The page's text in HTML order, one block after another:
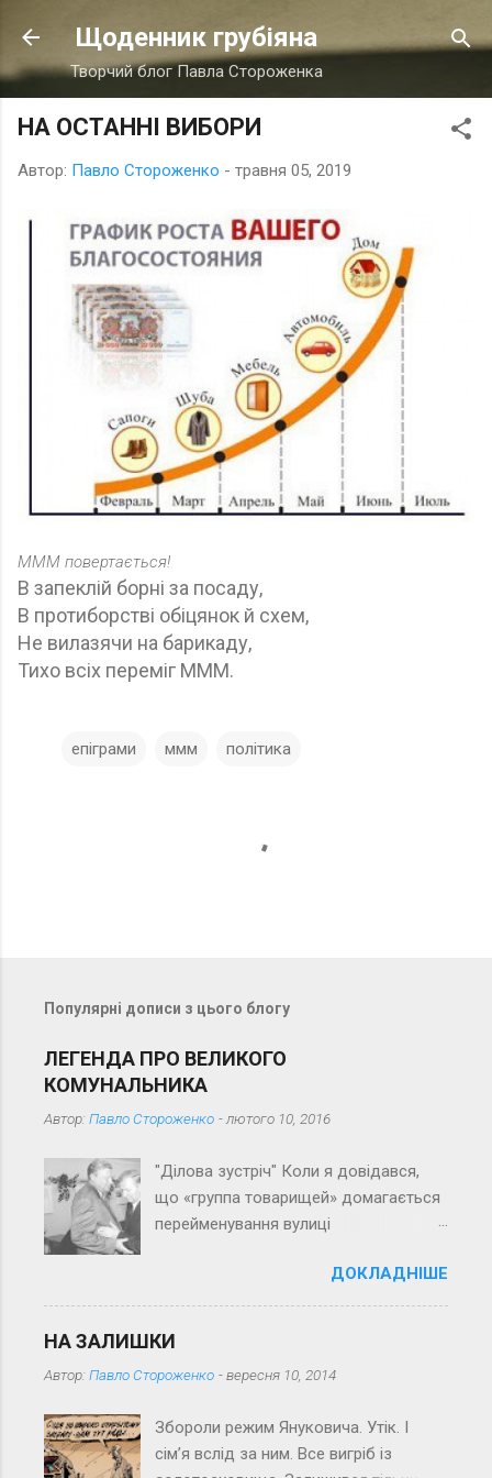
Перейти до основного вмісту
Щоденник грубіяна
Творчий блог Павла Стороженка
НА ОСТАННІ ВИБОРИ
Автор: Павло Стороженко - травня 05, 2019
МММ повертається!
В запеклій борні за посаду,
В протиборстві обіцянок й схем,
Не вилазячи на барикаду,
Тихо всіх переміг МММ.
епіграми ммм політика
рПопулярні дописи з цього блогу
ЛЕГЕНДА ПРО ВЕЛИКОГО
КОМУНАЛЬНИКА
Автор: Павло Стороженко - лютого 10, 2016
"Ділова зустріч" Коли я довідався,
що «группа товарищей» домагається
перейменування вулиці
імені (перепрошую за суцільну
тавтологію), якось зразу зринув у
пам’яті рядок із вірша, здається, Ігоря
просить…» Вірш «походить» з далеких
його не знаю, а рядок запам’ятався
зневажливою іронією до колег,
ДОКЛАДНІШЕ
НА ЗАЛИШКИ
Автор: Павло Стороженко -вересня 10, 2014
Збороли режим Януковича. Утік. І
сім’я вслід за ним. Все вигріб із